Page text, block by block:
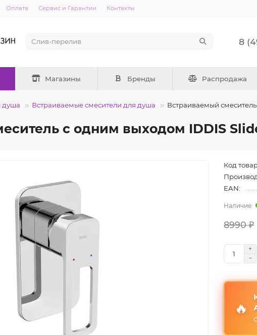
Оплата Сервис и Гарантии Контакты
8
Магазины Бренды Распродажа
душа Встраиваемые смесители для душа Встраиваемый
с одним выходом IDDIS
Код
EAN:
8990 ₽
🔥